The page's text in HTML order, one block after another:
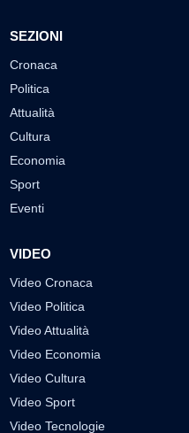
SEZIONI
Cronaca
Politica
Attualità
Cultura
Economia
Sport
Eventi
VIDEO
Video Cronaca
Video Politica
Video Attualità
Video Economia
Video Cultura
Video Sport
Video Tecnologie